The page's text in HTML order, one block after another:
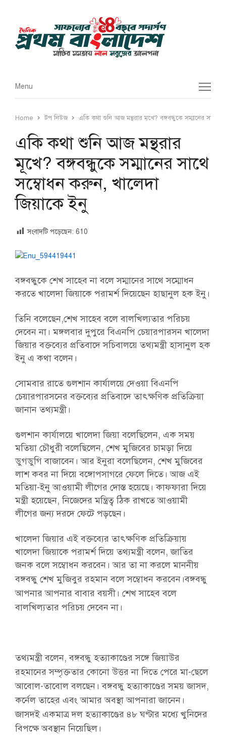
Menu
Menu
Home টপ নিউজ একি কথা শুনি আজ মন্থরার মূখে? বঙ্গবন্ধুকে সম্মানের সাথে
একি কথা শুনি আজ মন্থরার
মূখে? বঙ্গবন্ধুকে সম্মানের সাথে
সম্বোধন করুন, খালেদা
জিয়াকে ইনু
সংবাদটি পড়েছেন: 610
বঙ্গবন্ধুকে শেখ সাহেব না বলে সম্মানের সাথে সম্মোধন
করতে খালেদা জিয়াকে পরামর্শ দিয়েছেন হাছানুল হক ইনু।
তিনি বলেছেন,শেখ সাহেব বলে বালখিল্যতার পরিচয়
দেবেন না। মঙ্গলবার দুপুরে বিএনপি চেয়ারপারসন খালেদা
জিয়ার বক্তব্যের প্রতিবাদে সচিবালয়ে তথ্যমন্ত্রী হাসানুল হক
ইনু এ কথা বলেন।
সোমবার রাতে গুলশান কার্যালয়ে দেওয়া বিএনপি
চেয়ারপারসনের বক্তব্যের প্রতিবাদে তাৎক্ষণিক প্রতিক্রিয়া
জানান তথ্যমন্ত্রী।
গুলশান কার্যালয়ে খালেদা জিয়া বলেছিলেন, এক সময়
মতিয়া চৌধুরী বলেছিলেন, শেখ মুজিবের চামড়া দিয়ে
ডুগডুগি বাজাবেন। আর ইনুরা বলেছিলেন, শেখ মুজিবের
লাশ কবর না দিয়ে বঙ্গোপসাগরে ফেলে দিতে। আজ এই
মতিয়া-ইনু আওয়ামী লীগের দোস্ত হয়েছে। কাফফারা দিয়ে
মন্ত্রী হয়েছেন, নিজেদের মন্ত্রিত্ব ঠিক রাখতে আওয়ামী
লীগের জন্য দরদে ফেটে পড়ছেন।
খালেদা জিয়ার এই বক্তব্যের তাৎক্ষণিক প্রতিক্রিয়ায়
খালেদা জিয়াকে পরামর্শ দিয়ে তথ্যমন্ত্রী বলেন, জাতির
জনক বলে সম্বোধন করবেন। আর তা না করলে মাননীয়
বঙ্গবন্ধু শেখ মুজিবুর রহমান বলে সম্বোধন করবেন।বঙ্গবন্ধু
আপনার আপনার বাবার বয়সী। শেখ সাহেব বলে
বালখিল্যতার পরিচয় দেবেন না।
তথ্যমন্ত্রী বলেন, বঙ্গবন্ধু হত্যাকাণ্ডের সঙ্গে জিয়াউর
রহমানের সম্পৃক্ততার কোনো উত্তর না দিতে পেরে মা-ছেলে
আবোল-তাবোল বলছেন। বঙ্গবন্ধু হত্যাকাণ্ডের সময় জাসদ,
কর্নেল তাহের এবং আমার অবস্থা আপনারা জানেন।
জাসদই একমাত্র দল হত্যাকাণ্ডের ৪৮ ঘণ্টার মধ্যে খুনিদের
বিপক্ষে অবস্থান নিয়েছিল।